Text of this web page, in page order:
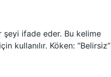
şeyi ifade eder. Bu kelime
kullanılır. Köken: “Belirsiz”